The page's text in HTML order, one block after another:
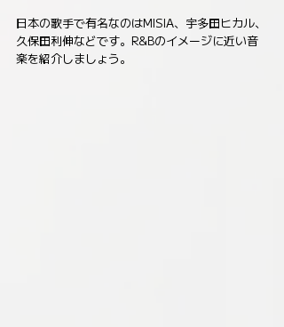
日本の歌手で有名なのはMISIA、宇多田ヒカル、
久保田利伸などです。R&Bのイメージに近い音
楽を紹介しましょう。